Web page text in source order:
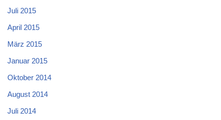
Juli 2015
April 2015
März 2015
Januar 2015
Oktober 2014
August 2014
Juli 2014